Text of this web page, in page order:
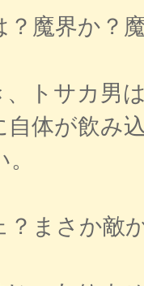
魔界か？
、トサカ男
自体が飲み
まさか敵